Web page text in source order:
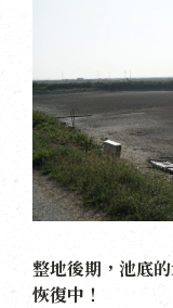
整地後期，池底
恢復中！